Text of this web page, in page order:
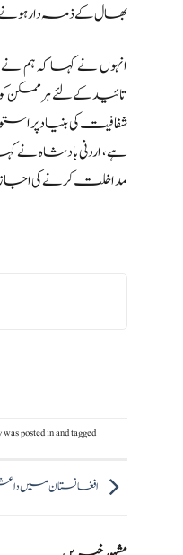
بھال کے ذمہ دار
انہوں نے کہا کہ
تائید کے لئے ہر ممکن
شفافیت کی بنیاد پر
ہے، اردنی بادشاہ
مداخلت کرنے کی
posted inand tagged
افغانستان میں